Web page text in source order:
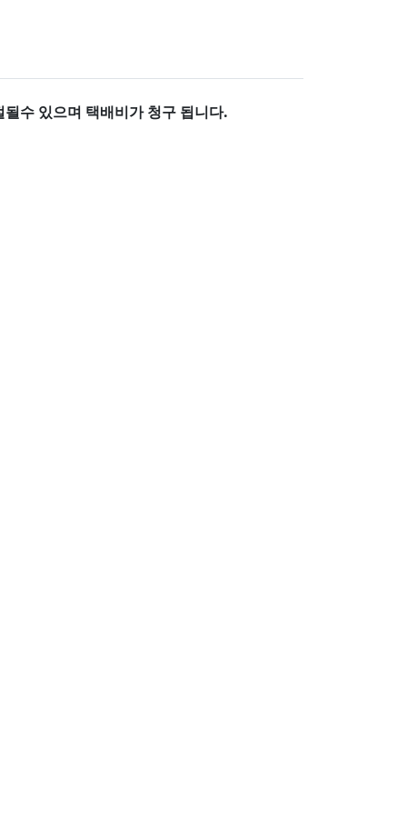
수 있으며 택배비가 청구 됩니다.